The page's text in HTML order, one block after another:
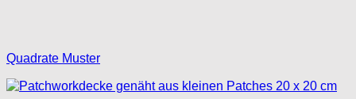
Quadrate Muster